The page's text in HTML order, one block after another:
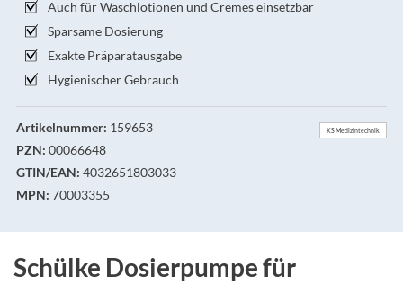
Auch für Waschlotionen und Cremes einsetzbar
Sparsame Dosierung
Exakte Präparatausgabe
Hygienischer Gebrauch
Artikelnummer: 159653
PZN: 00066648
GTIN/EAN: 4032651803033
MPN: 70003355
KS Medizintechnik
Schülke Dosierpumpe für